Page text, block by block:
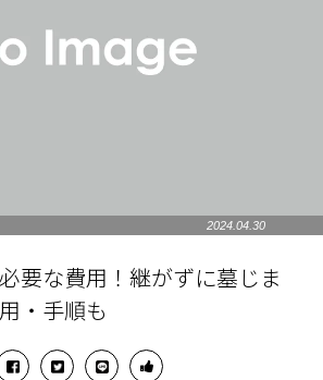
2024.04.30
要な費用！継がずに墓じま
・手順も